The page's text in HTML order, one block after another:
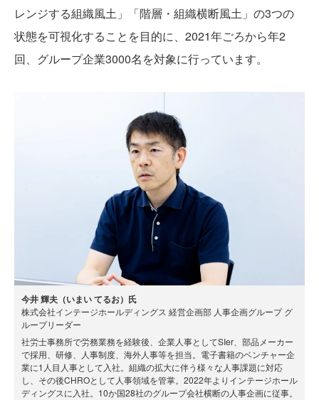
レンジする組織風土」「階層・組織横断風土」の3つの
状態を可視化することを目的に、2021年ごろから年2
回、グループ企業3000名を対象に行っています。
今井 輝夫（いまい てるお）氏
株式会社インテージホールディングス 経営企画部 人事企画グループ グ
ループリーダー
社労士事務所で労務業務を経験後、企業人事としてSIer、部品メーカー
で採用、研修、人事制度、海外人事等を担当。電子書籍のベンチャー企
業に1人目人事として入社。組織の拡大に伴う様々な人事課題に対応
し、その後CHROとして人事領域を管掌。2022年よりインテージホール
ディングスに入社。10か国28社のグループ会社横断の人事企画に従事。